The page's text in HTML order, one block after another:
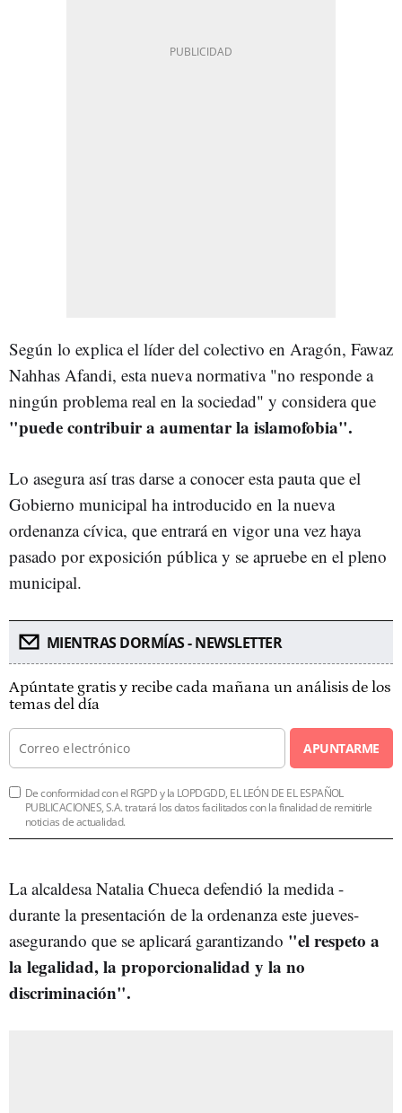
Según lo explica el líder del colectivo en Aragón, Fawaz
Nahhas Afandi, esta nueva normativa "no responde a
ningún problema real en la sociedad" y considera que
"puede contribuir a aumentar la islamofobia".
Lo asegura así tras darse a conocer esta pauta que el
Gobierno municipal ha introducido en la nueva
ordenanza cívica, que entrará en vigor una vez haya
pasado por exposición pública y se apruebe en el pleno
municipal.
MIENTRAS DORMÍAS - NEWSLETTER
Apúntate gratis y recibe cada mañana un análisis de los
temas del día
APUNTARME
De conformidad con el RGPD y la LOPDGDD, EL LEÓN DE EL ESPAÑOL
PUBLICACIONES, S.A. tratará los datos facilitados con la finalidad de remitirle
noticias de actualidad.
La alcaldesa Natalia Chueca defendió la medida -
durante la presentación de la ordenanza este jueves-
asegurando que se aplicará garantizando "el respeto a
la legalidad, la proporcionalidad y la no
discriminación".